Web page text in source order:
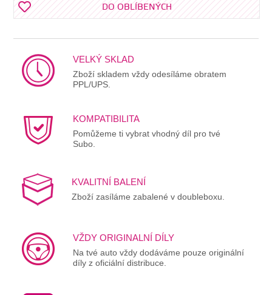
DO OBLÍBENÝCH
VELKÝ SKLAD
Zboží skladem vždy odesíláme obratem
PPL/UPS.
KOMPATIBILITA
Pomůžeme ti vybrat vhodný díl pro tvé
Subo.
KVALITNÍ BALENÍ
Zboží zasíláme zabalené v doubleboxu.
VŽDY ORIGINALNÍ DÍLY
Na tvé auto vždy dodáváme pouze originální
díly z oficiální distribuce.